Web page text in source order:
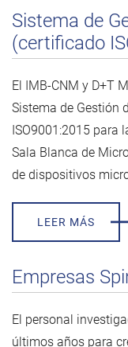
Sistema de
(certificado
El IMB-CNM y D+T
Sistema de Gestión
ISO9001:2015 para
Sala Blanca de
de dispositivos
LEER MÁS
Empresas
El personal
últimos años para